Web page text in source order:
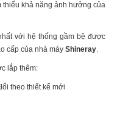
thiểu khả năng ảnh hưởng của
với hệ thống gầm bệ được
cấp của nhà máy Shineray.
lắp thêm:
theo thiết kế mới